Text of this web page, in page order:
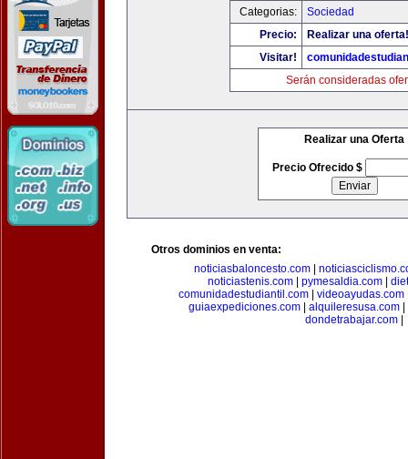
Categorias:
Sociedad
Precio:
Realizar una oferta!
Visitar!
Serán consideradas
Realizar una Oferta
Precio Ofrecido $
Otros dominios en venta:
noticiasbaloncesto.com
noticiastenis.com
pymesaldia.com
comunidadestudiantil.com| videoayudas.com
guiaexpediciones.com| alquileresusa.com|
dondetrabajar.com